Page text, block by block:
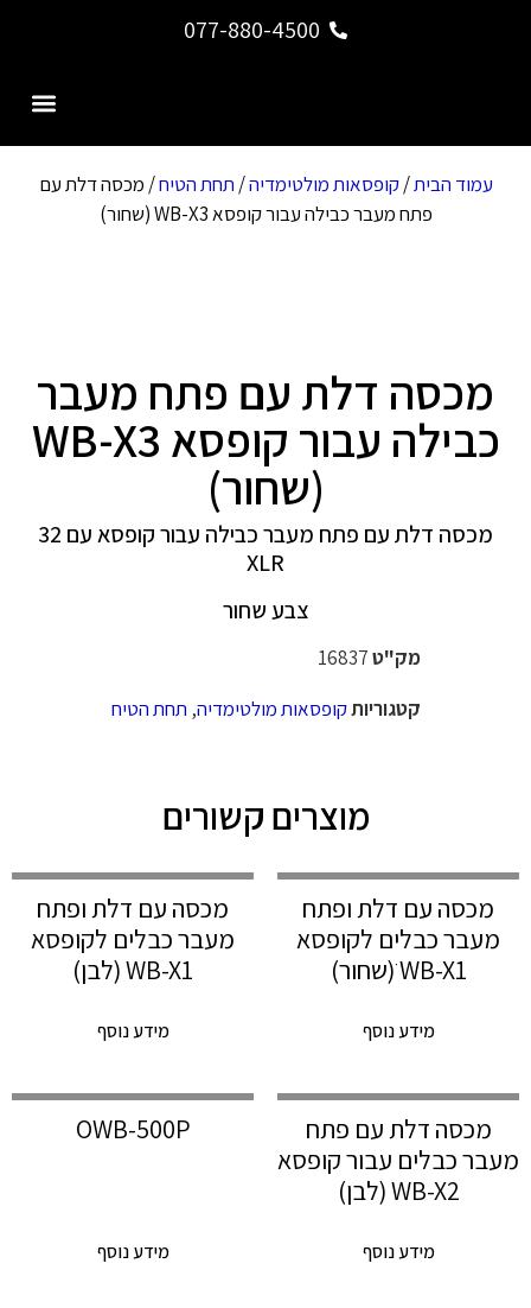
077-880-4500
עמוד הבית/קופסאות מולטימדיה/ תחת הטיח/ מכסה דלת עם
פתח מעבר כבילה עבור קופסא WB-X3 (שחור)
מכסה דלת עם פתח מעבר
כבילה עבור קופסא WB-X3
(שחור)
מכסה דלת עם פתח מעבר כבילה עבור קופסא עם 32
XLR
צבע שחור
מק"ט16837
קטגוריותקופסאות מולטימדיה, תחת הטיח
מוצרים קשורים
מכסה עם דלת ופתח
מעבר כבלים לקופסא
WB-X1 ׁ(שחור)
מידע נוסף
מכסה עם דלת ופתח
מעבר כבלים לקופסא
WB-X1 (לבן)
מידע נוסף
מכסה דלת עם פתח
מעבר כבלים עבור קופסא
WB-X2 (לבן)
מידע נוסף
OWB-500P
מידע נוסף